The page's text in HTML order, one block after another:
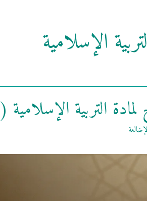
الإسلامية
التربية الإسلامية (2016 وما بعده)